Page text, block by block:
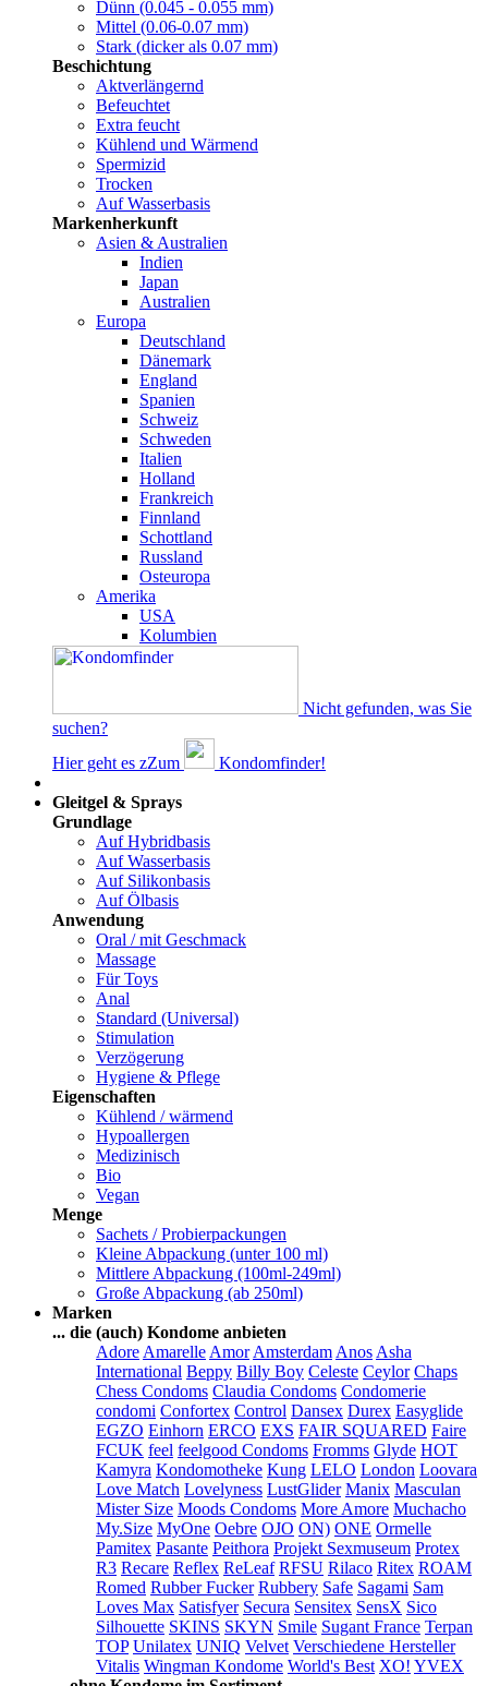
Dünn (0.045 - 0.055 mm)
Mittel (0.06-0.07 mm)
Stark (dicker als 0.07 mm)
Beschichtung
Aktverlängernd
Befeuchtet
Extra feucht
Kühlend und Wärmend
Spermizid
Trocken
Auf Wasserbasis
Markenherkunft
Asien & Australien
Indien
Japan
Australien
Europa
Deutschland
Dänemark
England
Spanien
Schweiz
Schweden
Italien
Holland
Frankreich
Finnland
Schottland
Russland
Osteuropa
Amerika
USA
Kolumbien
Nicht gefunden, was Sie
suchen?
Hier geht es zZum
Kondomfinder!
Gleitgel & Sprays
Grundlage
Auf Hybridbasis
Auf Wasserbasis
Auf Silikonbasis
Auf Ölbasis
Anwendung
Oral / mit Geschmack
Massage
Für Toys
Anal
Standard (Universal)
Stimulation
Verzögerung
Hygiene & Pflege
Eigenschaften
Kühlend / wärmend
Hypoallergen
Medizinisch
Bio
Vegan
Menge
Sachets / Probierpackungen
Kleine Abpackung (unter 100 ml)
Mittlere Abpackung (100ml-249ml)
Große Abpackung (ab 250ml)
Marken
... die (auch) Kondome anbieten
Adore Amarelle Amor Amsterdam Anos Asha
International Beppy Billy Boy Celeste Ceylor Chaps
Chess Condoms Claudia Condoms Condomerie
condomi Confortex Control Dansex Durex Easyglide
EGZO Einhorn ERCO EXS FAIR SQUARED Faire
FCUK feel feelgood Condoms Fromms Glyde HOT
Kamyra Kondomotheke Kung LELO London Loovara
Love Match Lovelyness LustGlider Manix Masculan
Mister Size Moods Condoms More Amore Muchacho
My.Size MyOne Oebre OJO ON) ONE Ormelle
Pamitex Pasante Peithora Projekt Sexmuseum Protex
R3 Recare Reflex ReLeaf RFSU Rilaco Ritex ROAM
Romed Rubber Fucker Rubbery Safe Sagami Sam
Loves Max Satisfyer Secura Sensitex SensX Sico
Silhouette SKINS SKYN Smile Sugant France Terpan
TOP Unilatex UNIQ Velvet Verschiedene Hersteller
Vitalis Wingman Kondome World's Best XO! YVEX